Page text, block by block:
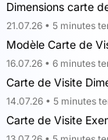
Dimensions carte
21.07.26 • 5 minutes
Modèle Carte de
16.07.26 • 6 minutes
Carte de Visite
14.07.26 • 5 minutes
Carte de Visite